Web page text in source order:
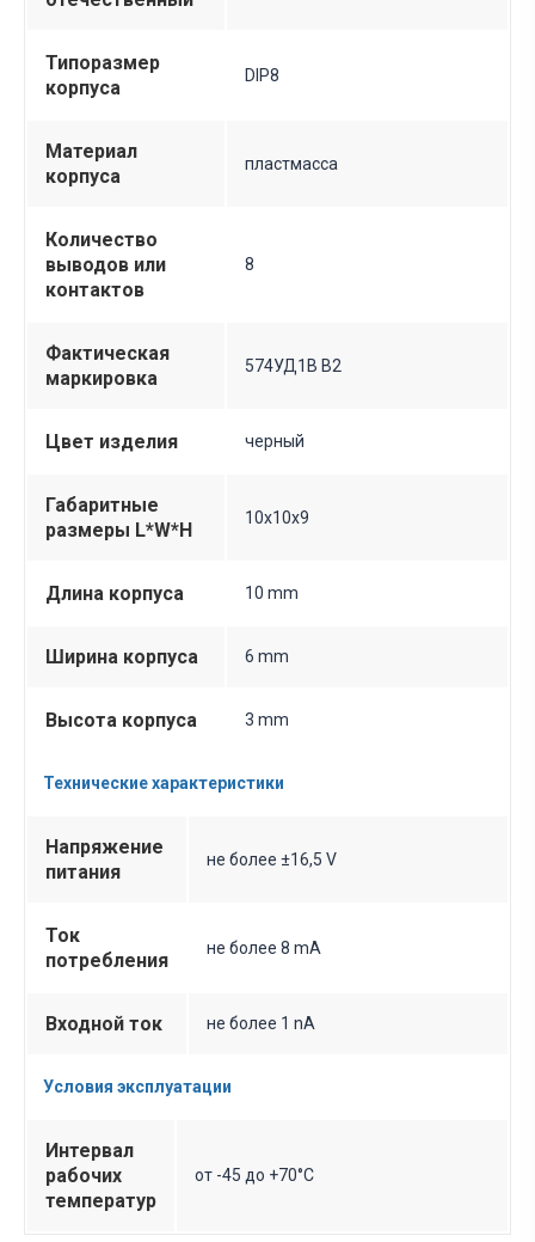
Типоразмер
корпуса
DIP8
Материал
корпуса
пластмасса
Количество
выводов или
контактов
8
Фактическая
маркировка
574УД1В B2
Цвет изделия черный
Габаритные
размеры L*W*H
10х10х9
Длина корпуса 10 mm
Ширина корпуса 6 mm
Высота корпуса 3 mm
Технические характеристики
Напряжение
питания
не более ±16,5 V
Ток
потребления
не более 8 mA
Входной ток не более 1 nA
Условия эксплуатации
Интервал
рабочих
температур
от -45 до +70°C